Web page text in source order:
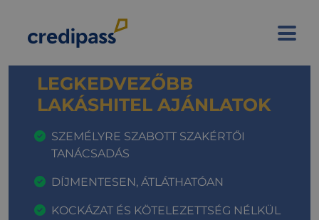
OTTHON START
PROGRAM ELSŐ
LAKÁSHOZ
3%-OS KAMATKEDVEZMÉNY
SZAKÉRTŐI SEGÍTSÉGGEL!
A LEGFRISSEBB INFORMÁCIÓK HITELES